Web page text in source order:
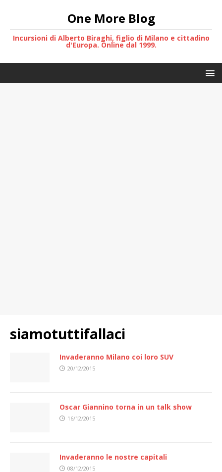
One More Blog
Incursioni di Alberto Biraghi, figlio di Milano e cittadino
d'Europa. Online dal 1999.
siamotuttifallaci
Invaderanno Milano coi loro SUV
20/12/2015
Oscar Giannino torna in un talk show
16/12/2015
Invaderanno le nostre capitali
08/12/2015